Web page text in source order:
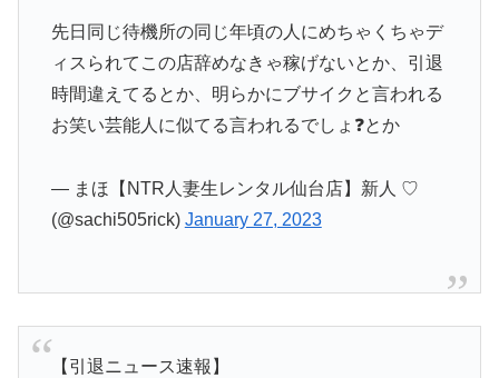
先日同じ待機所の同じ年頃の人にめちゃくちゃデ
ィスられてこの店辞めなきゃ稼げないとか、引退
時間違えてるとか、明らかにブサイクと言われる
お笑い芸能人に似てる言われるでしょ❓とか
— まほ【NTR人妻生レンタル仙台店】新人 ♡
(@sachi505rick) January 27, 2023
【引退ニュース速報】